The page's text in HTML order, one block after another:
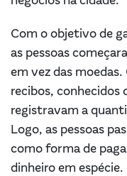
Com o objetivo de
as pessoas
em vez das
recibos, conhecidos
registravam a
Logo, as pessoas
como forma de
dinheiro em espécie.